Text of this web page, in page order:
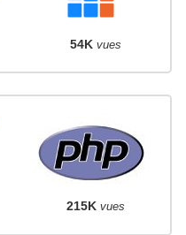
54K vues
215K vues